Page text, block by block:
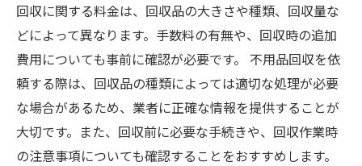
回収に関する料金は、回収品の大きさや種類、回収量な
どによって異なります。手数料の有無や、回収時の追加
費用についても事前に確認が必要です。 不用品回収を依
頼する際は、回収品の種類によっては適切な処理が必要
な場合があるため、業者に正確な情報を提供することが
大切です。また、回収前に必要な手続きや、回収作業時
の注意事項についても確認することをおすすめします。